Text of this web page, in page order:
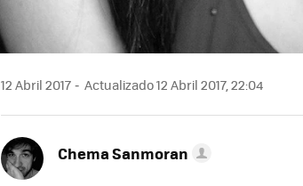
12 Abril 2017 Actualizado 12 Abril 2017, 22:04
Chema Sanmoran